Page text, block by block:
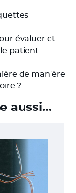
évaluer et
le patient
de manière
?
aussi…